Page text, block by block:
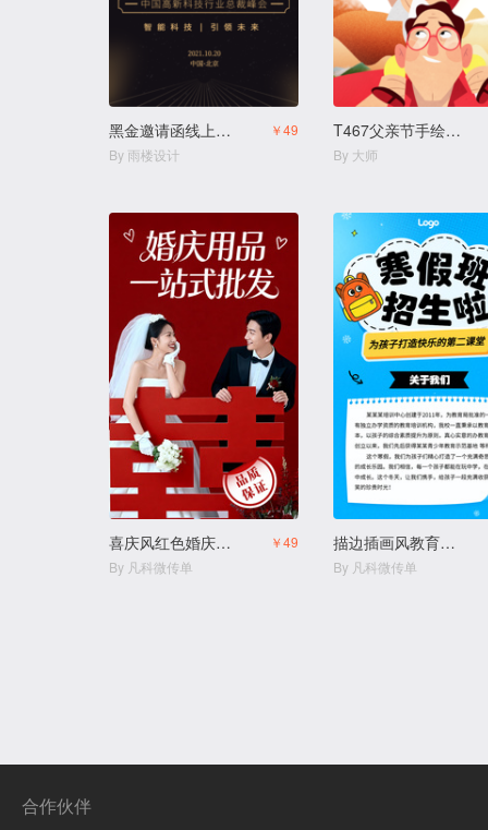
黑金邀请函线上经销商企业商务峰会论坛招商邀请函
￥49
By 雨楼设计
T467父亲节手绘卡通亲子活动邀请函
By 大师
喜庆风红色婚庆用品结婚用品店
￥49
By 凡科微传单
描边插画风教育培训幼小衔接寒假班拼团生宣传
By 凡科微传单
合作伙伴